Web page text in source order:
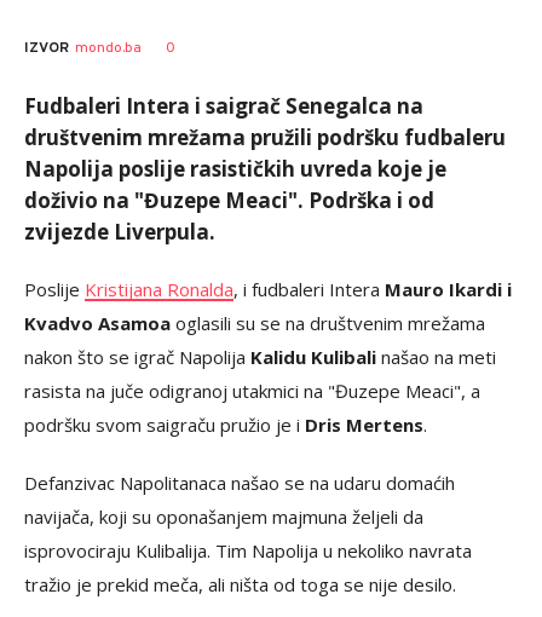
IZVOR mondo.ba 0
Fudbaleri Intera i saigrač Senegalca na
društvenim mrežama pružili podršku fudbaleru
Napolija poslije rasističkih uvreda koje je
doživio na "Đuzepe Meaci". Podrška i od
zvijezde Liverpula.
Poslije Kristijana Ronalda, i fudbaleri Intera Mauro Ikardi i
Kvadvo Asamoa oglasili su se na društvenim mrežama
nakon što se igrač Napolija Kalidu Kulibali našao na meti
rasista na juče odigranoj utakmici na "Đuzepe Meaci", a
podršku svom saigraču pružio je i Dris Mertens.
Defanzivac Napolitanaca našao se na udaru domaćih
navijača, koji su oponašanjem majmuna željeli da
isprovociraju Kulibalija. Tim Napolija u nekoliko navrata
tražio je prekid meča, ali ništa od toga se nije desilo.